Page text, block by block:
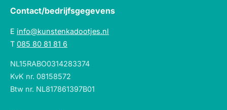
Contact/bedrijfsgegevens
E info@kunstenkadootjes.nl
T 085 80 81 81 6
NL15RABO0314283374
KvK nr. 08158572
Btw nr. NL817861397B01